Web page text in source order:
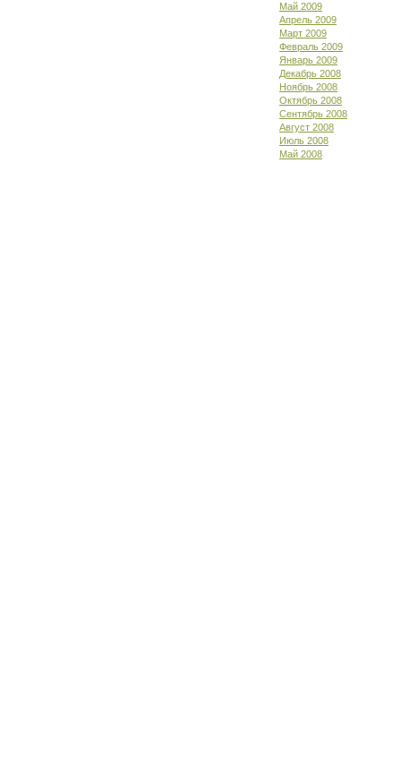
Май 2009
Апрель 2009
Март 2009
Февраль 2009
Январь 2009
Декабрь 2008
Ноябрь 2008
Октябрь 2008
Сентябрь 2008
Август 2008
Июль 2008
Май 2008